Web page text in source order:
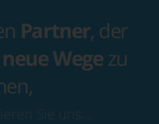
Partner, der
neue Wegezu
Sie uns…